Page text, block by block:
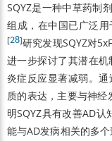
SQYZ是一种中草药制
组成，在中国已广泛
[28]研究发现SQYZ对
进一步探讨了其潜在机
炎症反应显著减弱。
质的表达，主要与神
明SQYZ具有改善AD
能与AD发病相关的多